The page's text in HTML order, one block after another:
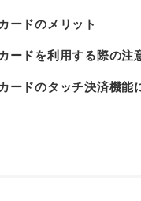
ードのメリット
ードを利用する際の注
ードのタッチ決済機能